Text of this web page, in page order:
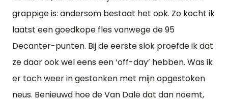
grappige is: andersom bestaat het ook. Zo kocht ik
laatst een goedkope fles vanwege de 95
Decanter-punten. Bij de eerste slok proefde ik dat
ze daar ook wel eens een ‘off-day’ hebben. Was ik
er toch weer in gestonken met mijn opgestoken
neus. Benieuwd hoe de Van Dale dat dan noemt,